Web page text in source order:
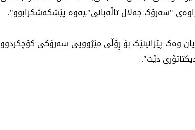
"سەرۆک جەلال تاڵەبانی"ـیەوە پێشکەشکرابوو".
وەک پێزانینێک بۆ ڕۆڵی مێژوویی سەرۆکی کۆچکردوو
دێت".